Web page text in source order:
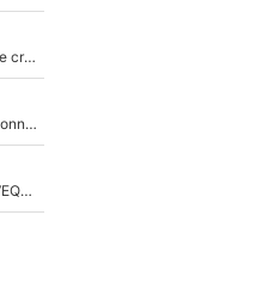
Grégory Lorenzi doit renoncer à cinq signatures en pleine crise financière : L’IA propose sept noms à l’OM pour un mercato réussi... à seulement 5M€ !
«Plus grand, je ferai chauffeur-livreur» : Nouveau sélectionneur des Bleus, Zinédine Zidane s’était imaginé un avenir très différent lorsqu'il était enfant
Johan Micoud en conflit avec un autre chroniqueur de L’EQUIPE du Soir : «Pendant un moment, je ne les ai pas remis ensemble dans l'émission»